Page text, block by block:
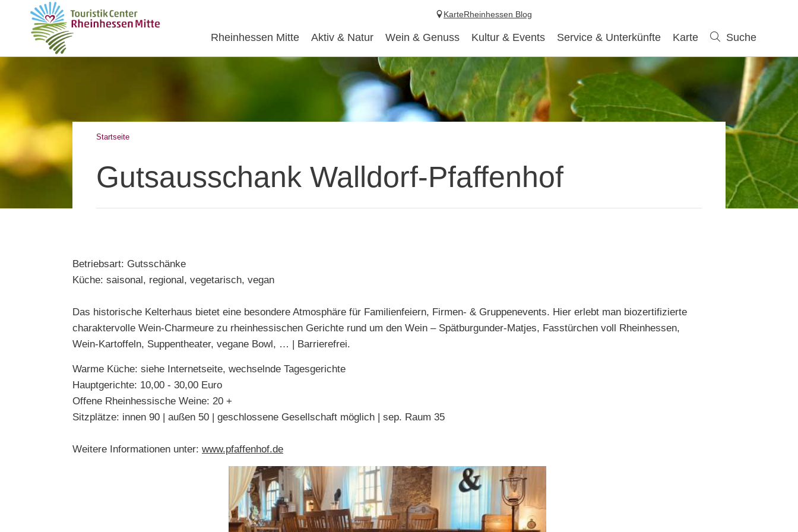
Rheinhessen Mitte Aktiv & Natur Wein & Genuss Kultur & Events Service & Unterkünfte Karte Suche
KarteRheinhessen Blog
Startseite
Gutsausschank Walldorf-Pfaffenhof
Betriebsart: Gutsschänke
Küche: saisonal, regional, vegetarisch, vegan
Das historische Kelterhaus bietet eine besondere Atmosphäre für Familienfeiern, Firmen- & Gruppenevents. Hier erlebt man biozertifizierte
charaktervolle Wein-Charmeure zu rheinhessischen Gerichte rund um den Wein – Spätburgunder-Matjes, Fasstürchen voll Rheinhessen,
Wein-Kartoffeln, Suppentheater, vegane Bowl, … | Barrierefrei.
Warme Küche: siehe Internetseite, wechselnde Tagesgerichte
Hauptgerichte: 10,00 - 30,00 Euro
Offene Rheinhessische Weine: 20 +
Sitzplätze: innen 90 | außen 50 | geschlossene Gesellschaft möglich | sep. Raum 35
Weitere Informationen unter: www.pfaffenhof.de